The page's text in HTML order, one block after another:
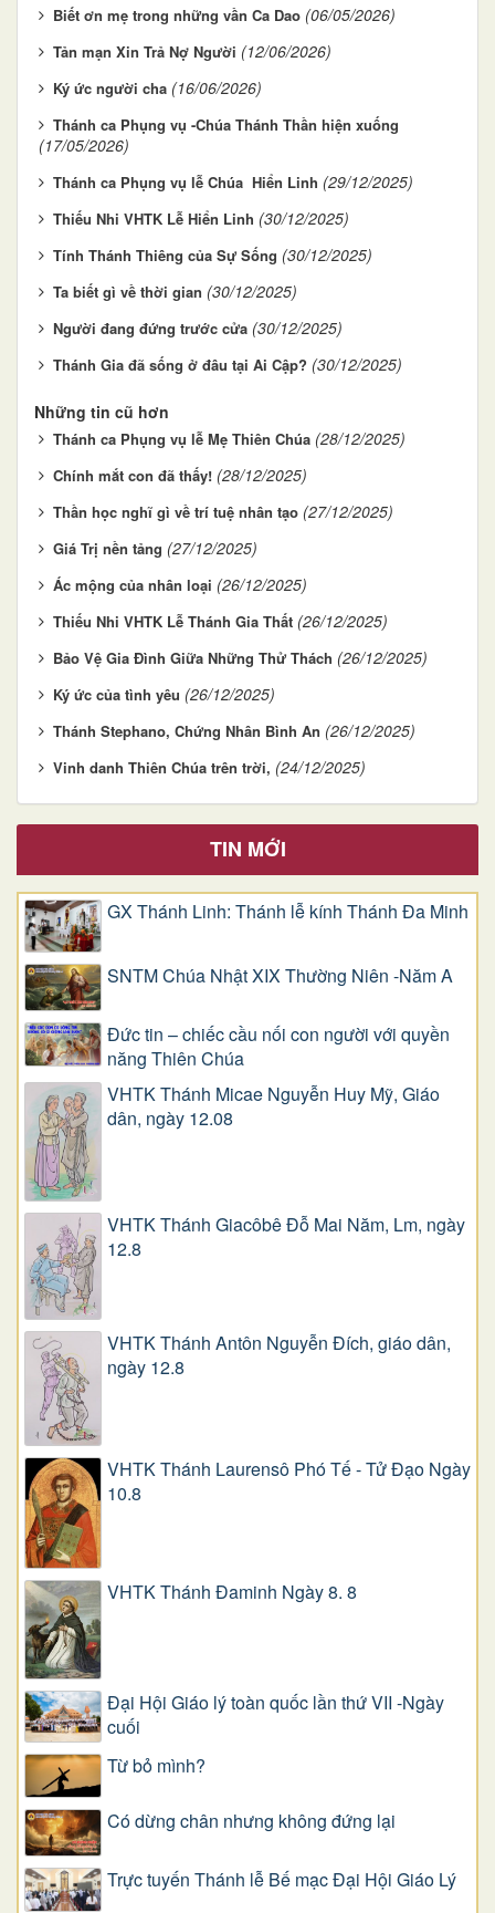
Biết ơn mẹ trong những vần Ca Dao (06/05/2026)
Tản mạn Xin Trả Nợ Người (12/06/2026)
Ký ức người cha (16/06/2026)
Thánh ca Phụng vụ -Chúa Thánh Thần hiện xuống
(17/05/2026)
Thánh ca Phụng vụ lễ Chúa Hiển Linh (29/12/2025)
Thiếu Nhi VHTK Lễ Hiển Linh (30/12/2025)
Tính Thánh Thiêng của Sự Sống (30/12/2025)
Ta biết gì về thời gian (30/12/2025)
Người đang đứng trước cửa (30/12/2025)
Thánh Gia đã sống ở đâu tại Ai Cập? (30/12/2025)
Những tin cũ hơn
Thánh ca Phụng vụ lễ Mẹ Thiên Chúa (28/12/2025)
Chính mắt con đã thấy! (28/12/2025)
Thần học nghĩ gì về trí tuệ nhân tạo (27/12/2025)
Giá Trị nền tảng (27/12/2025)
Ác mộng của nhân loại (26/12/2025)
Thiếu Nhi VHTK Lễ Thánh Gia Thất (26/12/2025)
Bảo Vệ Gia Đình Giữa Những Thử Thách (26/12/2025)
Ký ức của tình yêu (26/12/2025)
Thánh Stephano, Chứng Nhân Bình An (26/12/2025)
Vinh danh Thiên Chúa trên trời, (24/12/2025)
TIN MỚI
GX Thánh Linh: Thánh lễ kính Thánh Đa Minh
SNTM Chúa Nhật XIX Thường Niên -Năm A
Đức tin – chiếc cầu nối con người với quyền
năng Thiên Chúa
VHTK Thánh Micae Nguyễn Huy Mỹ, Giáo
dân, ngày 12.08
VHTK Thánh Giacôbê Ðỗ Mai Năm, Lm, ngày
12.8
VHTK Thánh Antôn Nguyễn Ðích, giáo dân,
ngày 12.8
VHTK Thánh Laurensô Phó Tế - Tử Đạo Ngày
10.8
VHTK Thánh Đaminh Ngày 8. 8
Đại Hội Giáo lý toàn quốc lần thứ VII -Ngày
cuối
Từ bỏ mình?
Có dừng chân nhưng không đứng lại
Trực tuyến Thánh lễ Bế mạc Đại Hội Giáo Lý